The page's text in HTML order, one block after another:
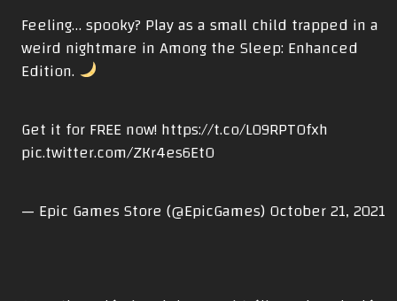
Feeling… spooky? Play as a small child trapped in a
weird nightmare in Among the Sleep: Enhanced
Edition.
Get it for FREE now!https://t.co/L09RPTOfxh
pic.twitter.com/ZKr4es6EtO
— Epic Games Store (@EpicGames)October 21, 2021